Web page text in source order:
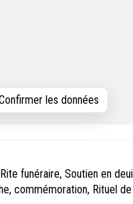
les données
funéraire, Soutien en
commémoration, Rituel de